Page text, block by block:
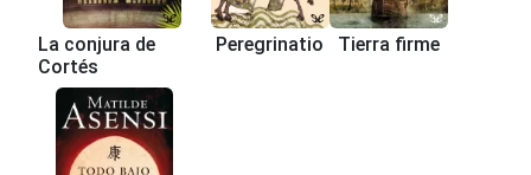
La conjura de
Cortés
Peregrinatio Tierra firme